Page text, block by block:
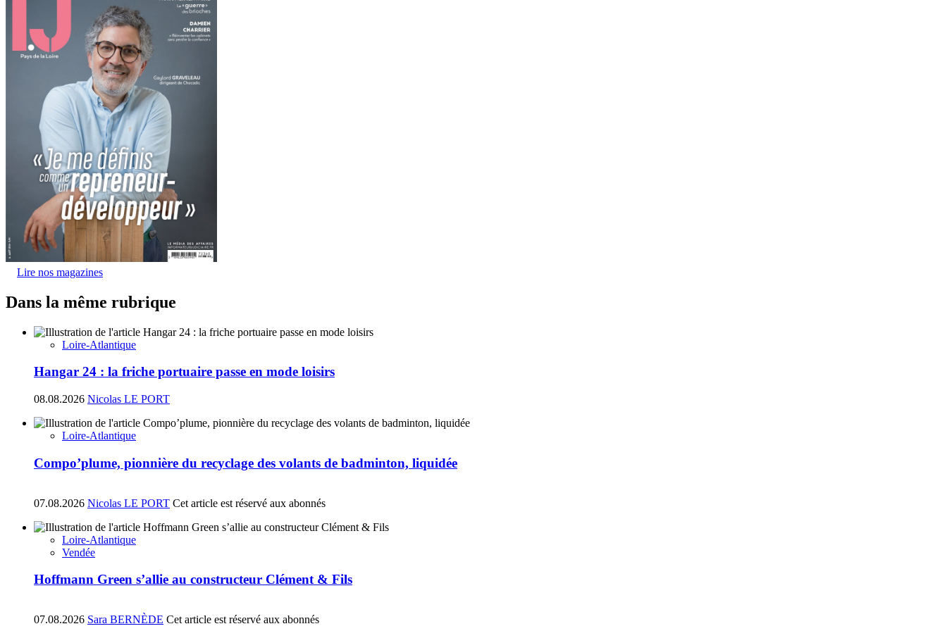
Lire nos magazines
Dans la même rubrique
Loire-Atlantique
Hangar 24 : la friche portuaire passe en mode loisirs
08.08.2026 Nicolas LE PORT
Loire-Atlantique
Compo’plume, pionnière du recyclage des volants de badminton, liquidée
07.08.2026 Nicolas LE PORT Cet article est réservé aux abonnés
Loire-Atlantique
Vendée
Hoffmann Green s’allie au constructeur Clément & Fils
07.08.2026 Sara BERNÈDE Cet article est réservé aux abonnés